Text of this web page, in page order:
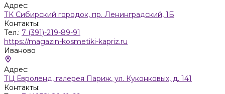
Адрес:
ТК Сибирский городок, пр. Ленинградский, 1Б
Контакты:
Тел.: 7 (391)-219-89-91
https://magazin-kosmetiki-kapriz.ru
Иваново
Адрес:
ТЦ Евроленд, галерея Париж, ул. Куконковых, д. 141
Контакты: